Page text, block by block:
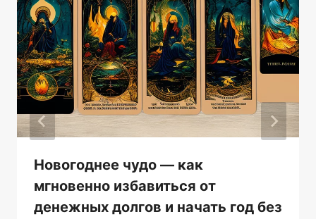
Новогоднее чудо — как
мгновенно избавиться от
денежных долгов и начать год без